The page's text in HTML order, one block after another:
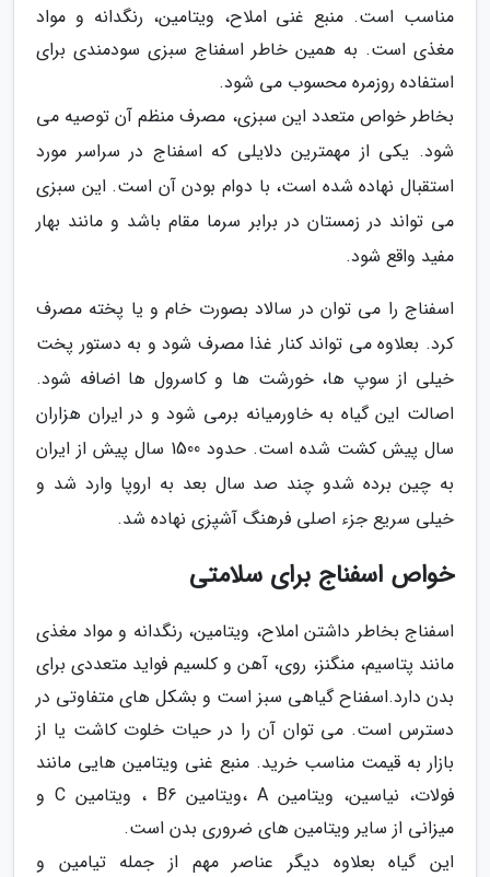
مناسب است. منبع غنی املاح، ویتامین، رنگدانه و مواد
مغذی است. به همین خاطر اسفناج سبزی سودمندی برای
استفاده روزمره محسوب می شود.
بخاطر خواص متعدد این سبزی، مصرف منظم آن توصیه می
شود. یکی از مهمترین دلایلی که اسفناج در سراسر مورد
استقبال نهاده شده است، با دوام بودن آن است. این سبزی
می تواند در زمستان در برابر سرما مقام باشد و مانند بهار
مفید واقع شود.
اسفناج را می توان در سالاد بصورت خام و یا پخته مصرف
کرد. بعلاوه می تواند کنار غذا مصرف شود و به دستور پخت
خیلی از سوپ ها، خورشت ها و کاسرول ها اضافه شود.
اصالت این گیاه به خاورمیانه برمی شود و در ایران هزاران
سال پیش کشت شده است. حدود 1500 سال پیش از ایران
به چین برده شدو چند صد سال بعد به اروپا وارد شد و
خیلی سریع جزء اصلی فرهنگ آشپزی نهاده شد.
خواص اسفناج برای سلامتی
اسفناج بخاطر داشتن املاح، ویتامین، رنگدانه و مواد مغذی
مانند پتاسیم، منگنز، روی، آهن و کلسیم فواید متعددی برای
بدن دارد.اسفناح گیاهی سبز است و بشکل های متفاوتی در
دسترس است. می توان آن را در حیات خلوت کاشت یا از
بازار به قیمت مناسب خرید. منبع غنی ویتامین هایی مانند
فولات، نیاسین، ویتامین A ،ویتامین B6 ، ویتامین C و
میزانی از سایر ویتامین های ضروری بدن است.
این گیاه بعلاوه دیگر عناصر مهم از جمله تیامین و